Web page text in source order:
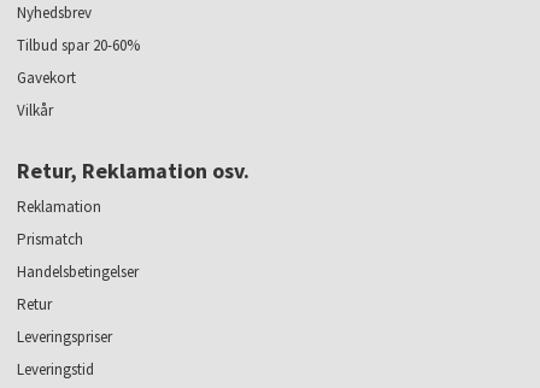
Nyhedsbrev
Tilbud spar 20-60%
Gavekort
Vilkår
Retur, Reklamation osv.
Reklamation
Prismatch
Handelsbetingelser
Retur
Leveringspriser
Leveringstid